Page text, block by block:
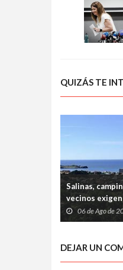
QUIZÁS TE
Salinas,
vecinos
06 de Ago de
DEJAR UN